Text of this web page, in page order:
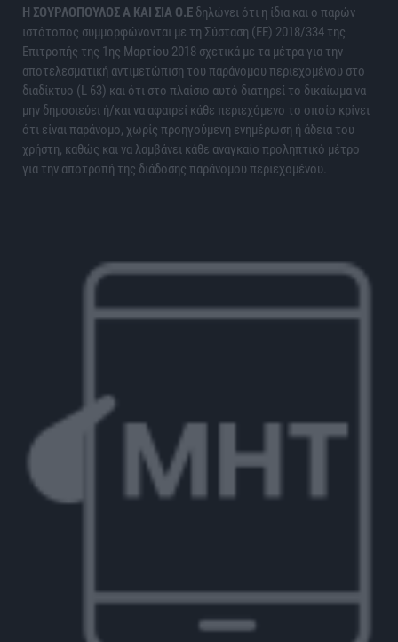
H ΣΟΥΡΛΟΠΟΥΛΟΣ Α ΚΑΙ ΣΙΑ Ο.Ε δηλώνει ότι η ίδια και ο παρών
ιστότοπος συμμορφώνονται με τη Σύσταση (ΕΕ) 2018/334 της
Επιτροπής της 1ης Μαρτίου 2018 σχετικά με τα μέτρα για την
αποτελεσματική αντιμετώπιση του παράνομου περιεχομένου στο
διαδίκτυο (L 63) και ότι στο πλαίσιο αυτό διατηρεί το δικαίωμα να
μην δημοσιεύει ή/και να αφαιρεί κάθε περιεχόμενο το οποίο κρίνει
ότι είναι παράνομο, χωρίς προηγούμενη ενημέρωση ή άδεια του
χρήστη, καθώς και να λαμβάνει κάθε αναγκαίο προληπτικό μέτρο
για την αποτροπή της διάδοσης παράνομου περιεχομένου.